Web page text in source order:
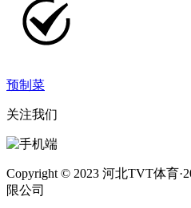
预制菜
关注我们
Copyright © 2023 河北TVT体育
限公司